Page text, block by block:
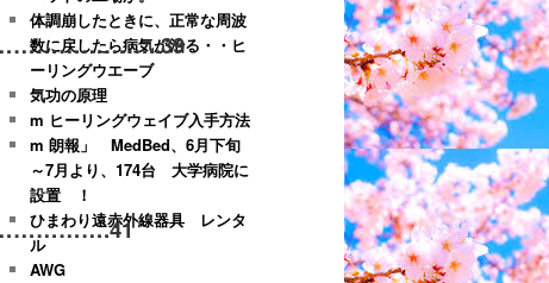
39
41
体調崩したときに、正常な周波
数に戻したら病気が治る・・ヒ
ーリングウエーブ
気功の原理
m ヒーリングウェイブ入手方法
m 朗報」 MedBed、6月下旬
～7月より、174台 大学病院に
設置 ！
ひまわり遠赤外線器具 レンタ
ル
AWG